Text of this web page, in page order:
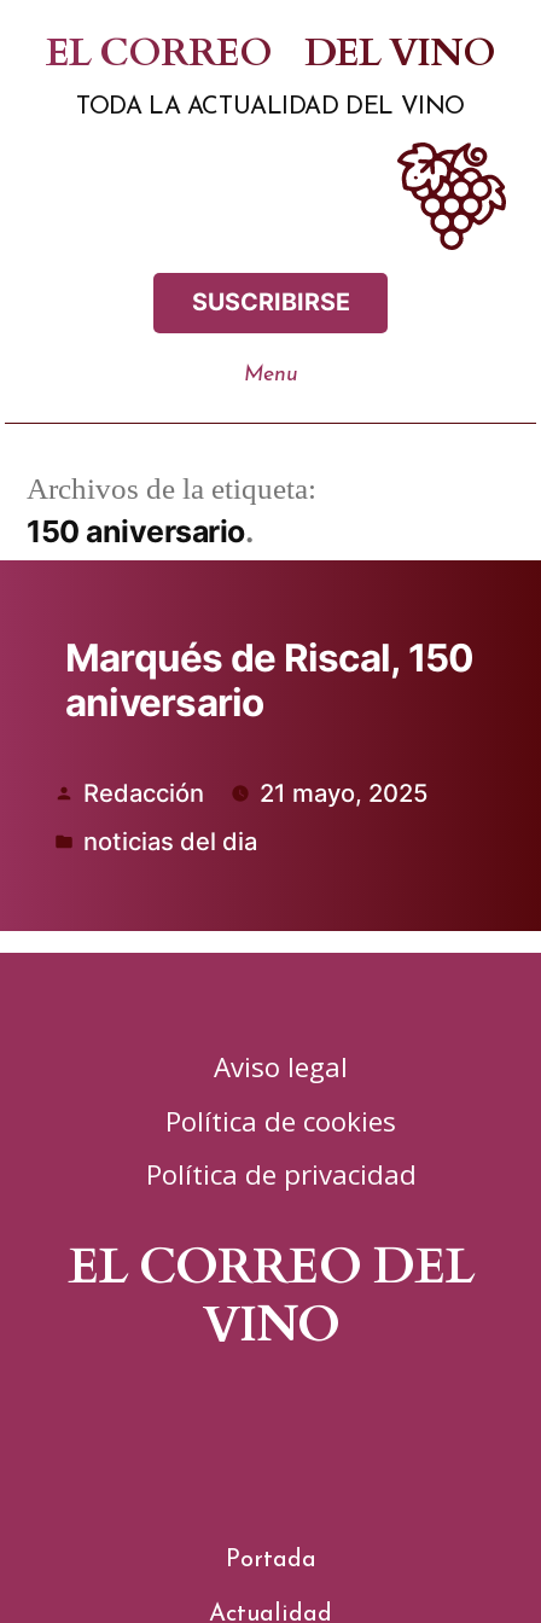
contenido
EL CORREO DEL VINO
TODA LA ACTUALIDAD DEL VINO
SUSCRIBIRSE
Archivos de la etiqueta:
150 aniversario
Marqués de Riscal, 150
aniversario
Publicado
por
Redacción 21 mayo, 2025
Publicado
noticias del dia
Aviso legal
Política de cookies
Política de privacidad
EL CORREO DEL
VINO
Portada
Actualidad